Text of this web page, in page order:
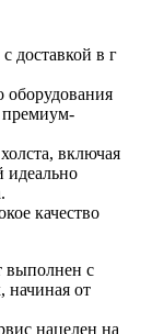
доставкой в г
оборудования
премиум-
включая
идеально
качество
выполнен с
начиная от
нацелен на